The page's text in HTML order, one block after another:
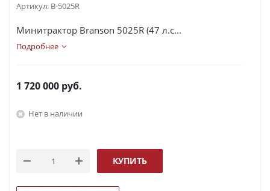
Артикул: В-5025R
Минитрактор Branson 5025R (47 л.с...
Подробнее
1 720 000 руб.
Нет в наличии
КУПИТЬ